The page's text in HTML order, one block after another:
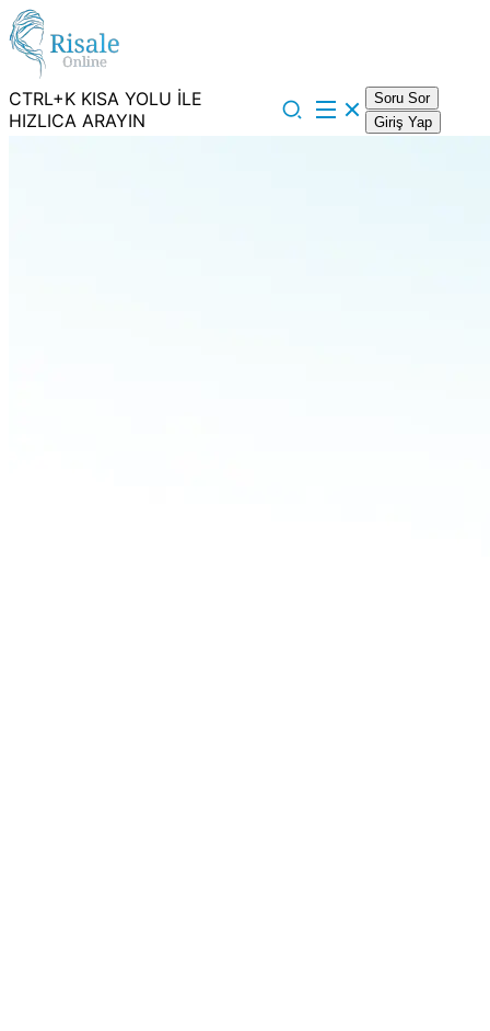
CTRL+K KISA YOLU İLE
HIZLICA ARAYIN
Soru Sor
Giriş Yap